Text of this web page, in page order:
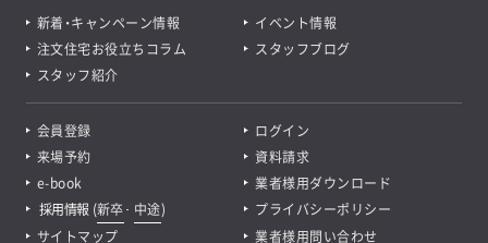
新着・キャンペーン情報
イベント情報
注文住宅お役立ちコラム
スタッフブログ
スタッフ紹介
会員登録
ログイン
来場予約
資料請求
e-book
業者様用ダウンロード
採用情報 (新卒･ 中途)
プライバシーポリシー
サイトマップ
業者様用問い合わせ